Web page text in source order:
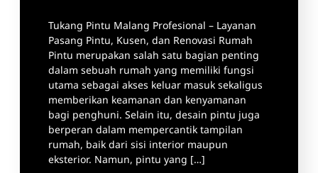
Tukang Pintu Malang Profesional – Layanan
Pasang Pintu, Kusen, dan Renovasi Rumah
Pintu merupakan salah satu bagian penting
dalam sebuah rumah yang memiliki fungsi
utama sebagai akses keluar masuk sekaligus
memberikan keamanan dan kenyamanan
bagi penghuni. Selain itu, desain pintu juga
berperan dalam mempercantik tampilan
rumah, baik dari sisi interior maupun
eksterior. Namun, pintu yang […]